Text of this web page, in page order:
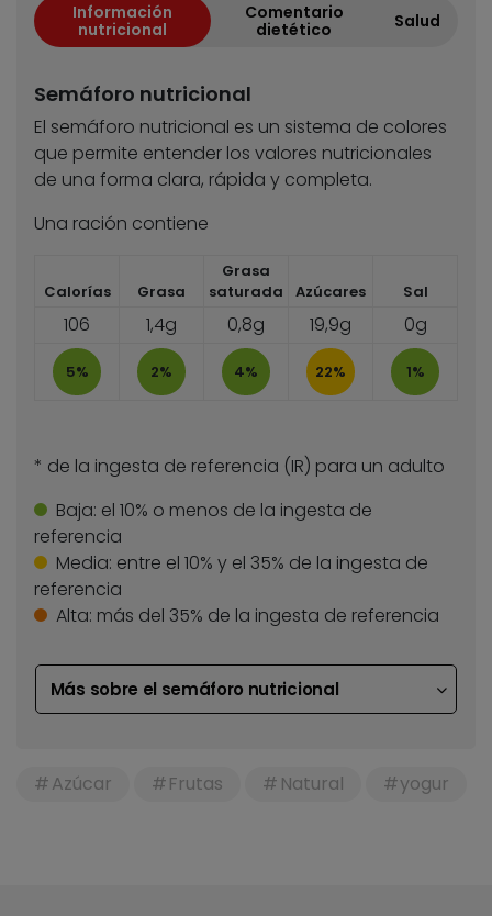
Información
nutricional
Comentario
dietético
Salud
Semáforo nutricional
El semáforo nutricional es un sistema de colores
que permite entender los valores nutricionales
de una forma clara, rápida y completa.
Una ración contiene
Calorías Grasa
Grasa
saturada
Azúcares Sal
106 1,4g 0,8g 19,9g 0g
5% 2% 4% 22% 1%
* de la ingesta de referencia (IR) para un adulto
Baja: el 10% o menos de la ingesta de
referencia
Media: entre el 10% y el 35% de la ingesta de
referencia
Alta: más del 35% de la ingesta de referencia
Más sobre el semáforo nutricional
Azúcar Frutas Natural yogur